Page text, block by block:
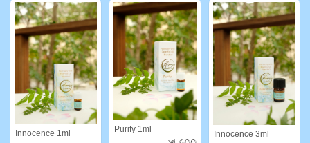
Innocence 1ml Purify 1ml
Innocence 3ml